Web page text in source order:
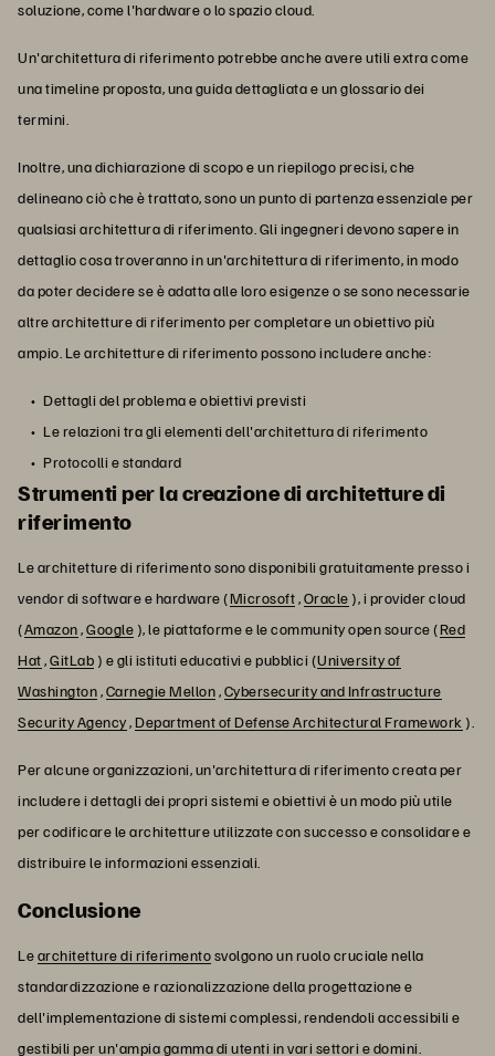
soluzione, come l'hardware o lo spazio cloud.
Un'architettura di riferimento potrebbe anche avere utili extra come
una timeline proposta, una guida dettagliata e un glossario dei
termini.
Inoltre, una dichiarazione di scopo e un riepilogo precisi, che
delineano ciò che è trattato, sono un punto di partenza essenziale per
qualsiasi architettura di riferimento. Gli ingegneri devono sapere in
dettaglio cosa troveranno in un'architettura di riferimento, in modo
da poter decidere se è adatta alle loro esigenze o se sono necessarie
altre architetture di riferimento per completare un obiettivo più
ampio. Le architetture di riferimento possono includere anche:
Dettagli del problema e obiettivi previsti
Le relazioni tra gli elementi dell'architettura di riferimento
Protocolli e standard
Strumenti per la creazione di architetture di
riferimento
Le architetture di riferimento sono disponibili gratuitamente presso i
vendor di software e hardware (Microsoft,Oracle ), i provider cloud
(Amazon,Google ), le piattaforme e le community open source (Red
Hat,GitLab ) e gli istituti educativi e pubblici (University of
Washington,Carnegie Mellon,Cybersecurity and Infrastructure
Security Agency,Department of Defense Architectural Framework ).
Per alcune organizzazioni, un'architettura di riferimento creata per
includere i dettagli dei propri sistemi e obiettivi è un modo più utile
per codificare le architetture utilizzate con successo e consolidare e
distribuire le informazioni essenziali.
Conclusione
Learchitetture di riferimentosvolgono un ruolo cruciale nella
standardizzazione e razionalizzazione della progettazione e
dell'implementazione di sistemi complessi, rendendoli accessibili e
gestibili per un'ampia gamma di utenti in vari settori e domini.